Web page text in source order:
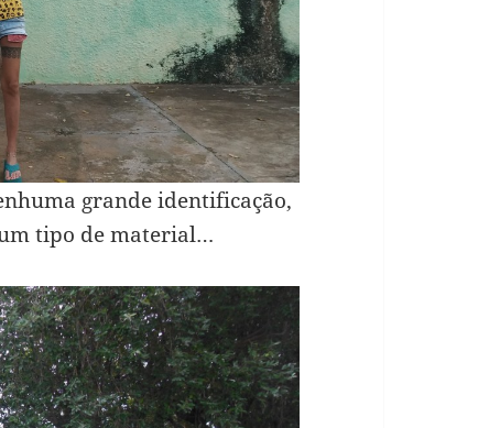
grande identificação,
tipo de material…